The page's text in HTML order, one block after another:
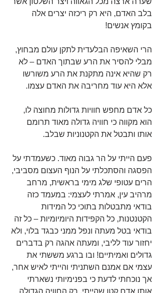
בלב האדם, היא רק ריכזה יצרים אלה
בקומץ אנשים!
הרי השאיפה הבלעדית לתקן עולם מבחוץ,
מבלי להסיר את הרע שבתוך האדם – לא
רק שהיא אינה מתקנת את הרע משורשו
אלא היא עוד מחריבה את האדם עצמו.
כל אדם מחפש חוויות גדולות מחוצה לו,
הוא מקווה כי חוויה גדולה מאוד תרומם
אותו ותבטל את הקטנוניות שבלב.
פעם הייתי על הר גבוה מאוד. כשעמדתי על
הפסגה והסתכלתי על הנוף העצום מסביבי,
הרים עטופי שלג מימי בראשית, מרחב
מרהיב עין, אמרתי לעצמי: במעמד כזה
בודאי מתבטלות בתוכי כל המידות
הקטנטנות, כל הקפידות היומיומיות – כל זה
בודאי בטל מעתה ונפל ממני כבגד בלוי, ולא
יחזור עוד לליבי, ומעתה אהגה רק בדברים
גדולים ואמיתיים! ובו ברגע מששתי את
עצמי אם אמנם השתניתי והייתי לאיש אחר,
אך נוכחתי לדעת כי בפנימיותי נשארתי
אותו אדם קטן שהייתי, רק החוויה הגדולה